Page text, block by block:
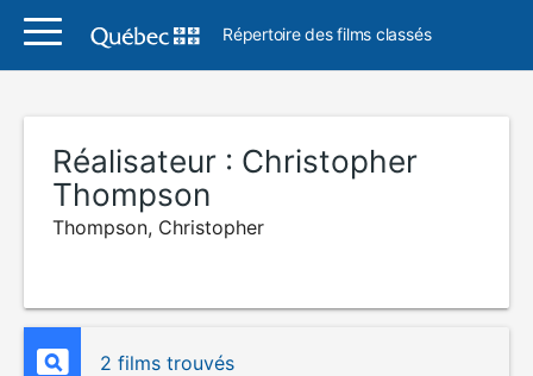
Répertoire des films classés
Réalisateur : Christopher
Thompson
Thompson, Christopher
2 films trouvés